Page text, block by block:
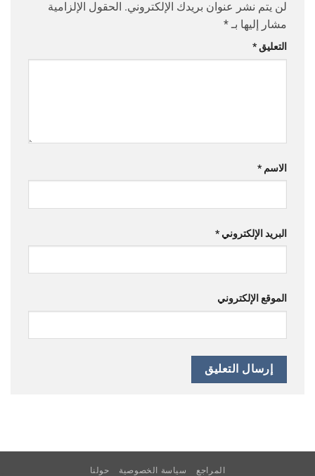
لن يتم نشر عنوان بريدك الإلكتروني. الحقول الإلزامية
مشار إليها بـ*
التعليق*
الاسم*
البريد الإلكتروني*
الموقع الإلكتروني
المراجع سياسة الخصوصية حولنا